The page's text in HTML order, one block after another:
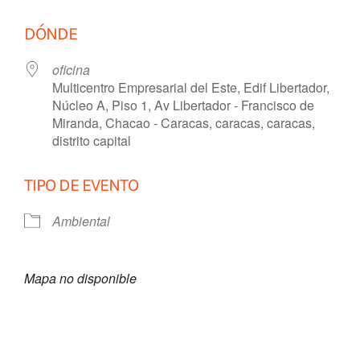
DÓNDE
oficina
Multicentro Empresarial del Este, Edif Libertador,
Núcleo A, Piso 1, Av Libertador - Francisco de
Miranda, Chacao - Caracas, caracas, caracas,
distrito capital
TIPO DE EVENTO
Ambiental
Mapa no disponible